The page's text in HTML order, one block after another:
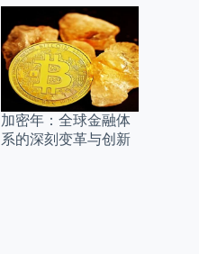
加密年：全球金融体
系的深刻变革与创新